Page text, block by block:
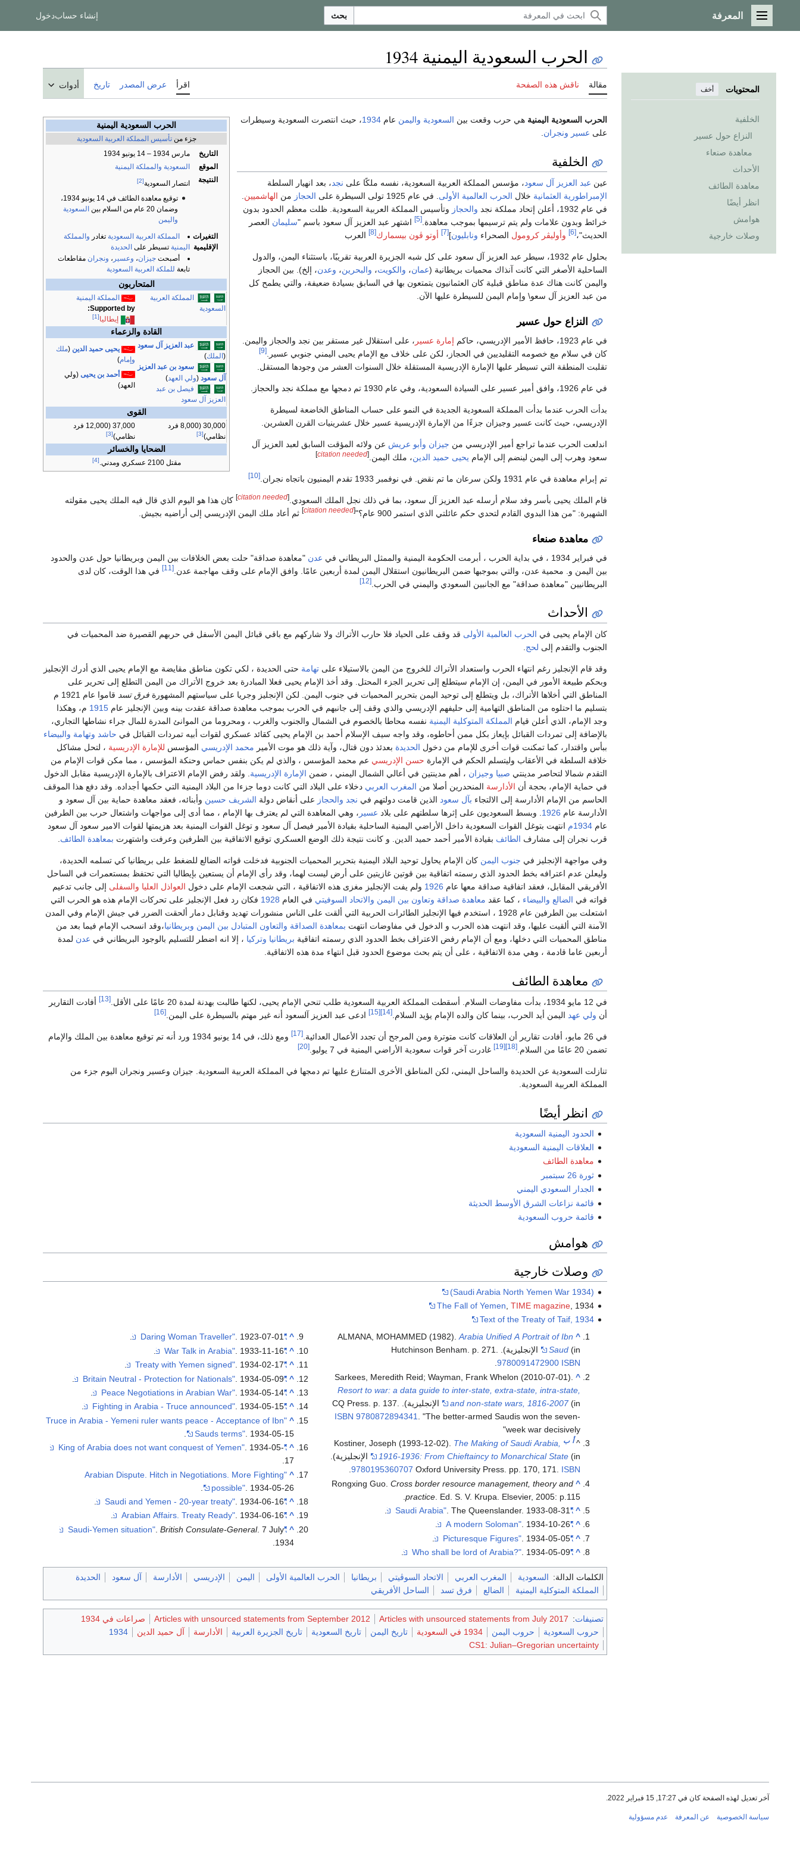
القائمة الرئيسية
المعرفة بحث إنشاء حسابدخول
المحتويات أخف
الخلفية
النزاع حول عسير
معاهدة صنعاء
الأحداث
معاهدة الطائف
انظر أيضًا
هوامش
وصلات خارجية
الحرب السعودية اليمنية 1934
مقالة ناقش هذه الصفحة اقرأ عرض المصدر تاريخ أدوات
الحرب السعودية اليمنية
جزء منتأسيس المملكة العربية السعودية
التاريخ
مارس 1934 – 14 يونيو 1934
الموقع
السعودية والمملكة اليمنية
النتيجة
انتصار السعودية[2]
توقيع معاهدة الطائف في 14 يونيو 1934،
وضمان 20 عام من السلام بين
السعودية
واليمن
التغيرات
الإقليمية
المملكة العربية السعودية تغادر والمملكة
اليمنية تسيطر على الحديدة
أصبحتجيزان، وعسير ، ونجران مقاطعات
تابعة للملكة العربية السعودية
المتحاربون
المملكة العربية
السعودية
المملكة اليمنية
Supported by:
إيطاليا[1]
القادة والزعماء
عبد العزيز آل سعود
( الملك)
سعود بن عبد العزيز
آل سعود (ولي العهد)
فيصل بن عبد
العزيز آل سعود
يحيى حميد الدين (ملك
وإمام)
أحمد بن يحيى (ولي
العهد)
القوى
30,000 (8,000 فرد
نظامي)[3]
37,000 (12,000 فرد
نظامي)[3]
الضحايا والخسائر
مقتل 2100 عسكري ومدني. [4]
الحرب السعودية اليمنية هي حرب وقعت بين السعودية واليمن عام 1934، حيث انتصرت السعودية وسيطرات
على عسير ونجران
الخلفية
عين عبد العزيز آل سعود، مؤسس المملكة العربية السعودية، نفسه ملكًا على نجد، بعد انهيار السلطة
الإمبراطورية العثمانية خلال الحرب العالمية الأولى. في عام 1925 تولى السيطرة على الحجاز من الهاشميين.
في عام 1932، أعلن إتحاد مملكة نجد
والحجاز وتأسيس المملكة العربية السعودية. ظلت معظم الحدود بدون
خرائط وبدون علامات ولم يتم ترسيمها بموجب معاهدة.[5] اشتهر عبد العزيز آل سعود باسم "سليمان العصر
الحديث"،[6] وأوليڤر كرومول الصحراء ونابليون]
[7] أوتو ڤون بيسمارك[8] العرب
بحلول عام 1932، سيطر عبد العزيز آل سعود على كل شبه الجزيرة العربية تقريبًا، باستثناء اليمن، والدول
الساحلية الأصغر التي كانت آنذاك محميات بريطانية (عمان، والكويت، والبحرين، وعدن، إلخ). بين الحجاز
واليمن كانت هناك عدة مناطق قبلية كان العثمانيون يتمتعون بها في السابق بسيادة ضعيفة، والتي يطمح كل
من عبد العزيز آل سعو\ وإمام اليمن للسيطرة عليها الآن.
النزاع حول عسير
في عام 1923، حافظ الأمير الإدريسي، حاكم إمارة عسير ، على استقلال غير مستقر بين نجد والحجاز واليمن.
كان في سلام مع خصومه التقليديين في الحجاز، لكن على خلاف مع الإمام يحيى اليمني جنوبي عسير.
[9]
تقلبت المنطقة التي تسيطر عليها الإمارة الإدريسية المستقلة خلال السنوات العشر من وجودها المستقل.
في عام 1926، وافق أمير عسير على السيادة السعودية، وفي عام 1930 تم دمجها مع مملكة نجد والحجاز.
بدأت الحرب عندما بدأت المملكة السعودية الجديدة في النمو على حساب المناطق الخاضعة لسيطرة
الإدريسي، حيث كانت عسير وجيزان جزءًا من الإمارة الإدريسية عسير خلال عشرينيات القرن العشرين.
اندلعت الحرب عندما تراجع أمير الإدريسي من جيزان وأبو عريش عن ولائه المؤقت السابق لعبد العزيز آل
سعود وهرب إلى اليمن لينضم إلى الإمام يحيى حميد الدين، ملك اليمن. [
citation needed
]
تم إبرام معاهدة في عام 1931 ولكن سرعان ما تم نقض. في نوفمبر 1933 تقدم اليمنيون باتجاه نجران. [10]
قام الملك يحيى بأسر وفد سلام أرسله عبد العزيز آل سعود، بما في ذلك نجل الملك السعودي. [
citation needed
] كان هذا هو اليوم الذي قال فيه الملك يحيى مقولته
الشهيرة: "من هذا البدوي القادم لتحدي حكم عائلتي الذي استمر 900 عام؟"
[
citation needed
] ثم أعاد ملك اليمن الإدريسي إلى أراضيه بجيش.
معاهدة صنعاء
في فبراير 1934 ، في بداية الحرب ، أبرمت الحكومة اليمنية والممثل البريطاني في عدن "معاهدة صداقة" حلت بعض الخلافات بين اليمن وبريطانيا حول عدن والحدود
بين اليمن و. محمية عدن، والتي بموجبها ضمن البريطانيون استقلال اليمن لمدة أربعين عامًا. وافق الإمام على وقف مهاجمة عدن. [11]
في هذا الوقت، كان لدى
البريطانيين "معاهدة صداقة" مع الجانبين السعودي واليمني في الحرب. [12]
الأحداث
كان الإمام يحيى في الحرب العالمية الأولى قد وقف على الحياد فلا حارب الأتراك ولا شاركهم مع باقي قبائل اليمن الأسفل في حربهم القصيرة ضد المحميات في
الجنوب والتقدم إلى لحج
وقد قام الإنجليز رغم انتهاء الحرب واستعداد الأتراك للخروج من اليمن بالاستيلاء على تهامة حتى الحديدة ، لكي تكون مناطق مقايضة مع الإمام يحيى الذي أدرك الإنجليز
وبحكم طبيعة الأمور في اليمن، إن الإمام سيتطلع إلى تحرير الجزء المحتل. وقد أخذ الإمام يحيى فعلا المبادرة بعد خروج الأتراك من اليمن التطلع إلى تحرير على
المناطق التي أخلاها الأتراك، بل ويتطلع إلى توحيد اليمن بتحرير المحميات في جنوب اليمن. لكن الإنجليز وجريا على سياستهم المشهورة فرق تسد
قاموا عام 1921 م
بتسليم ما احتلوه من المناطق التهامية إلى حليفهم الإدريسي والذي وقف إلى جانبهم في الحرب بموجب معاهدة صداقة عقدت بينه وبين الإنجليز عام 1915 م، وهكذا
وجد الإمام، الذي أعلن قيام المملكة المتوكلية اليمنية نفسه محاطا بالخصوم في الشمال والجنوب والغرب ، ومحروما من الموانئ المدرة للمال جراء نشاطها التجاري،
بالإضافة إلى تمردات القبائل بإيعاز بكل ممن أحاطوه، وقد واجه سيف الإسلام أحمد بن الإمام يحيى كقائد عسكري لقوات أبيه تمردات القبائل في حاشد وتهامة والبيضاء
ببأس واقتدار، كما تمكنت قوات أخرى للإمام من دخول الحديدة بعدئذ دون قتال، وآية ذلك هو موت الأمير محمد الإدريسي المؤسس للإمارة الإدريسية ، لتحل مشاكل
خلافة السلطة في الأعقاب وليتسلم الحكم في الإمارة حسن الإدريسي عم محمد المؤسس ، والذي لم يكن بنفس حماس وحنكة المؤسس ، مما مكن قوات الإمام من
التقدم شمالا لتحاصر مدينتي صبيا وجيزان ، أهم مدينتين في أعالي الشمال اليمني ، ضمن الإمارة الإدريسية . ولقد رفض الإمام الاعتراف بالإمارة الإدريسية مقابل الدخول
في حماية الإمام، بحجة أن الأدارسة المنحدرين أصلا من المغرب العربي دخلاء على البلاد التي كانت دوما جزءا من البلاد اليمنية التي حكمها أجداده. وقد دفع هذا الموقف
الحاسم من الإمام الأدارسة إلى الالتجاء بآل سعود الذين قامت دولتهم في نجد والحجاز على أنقاض دولة الشريف حسين وأبنائه، فعقد معاهدة حماية بين آل سعود و
الأدارسة عام 1926 . وبسط السعوديون على إثرها سلطتهم على بلاد عسير ، وهي المعاهدة التي لم يعترف بها الإمام ، مما أدى إلى مواجهات واشتعال حرب بين الطرفين
عام 1934م
انتهت بتوغل القوات السعودية داخل الأراضي اليمنية الساحلية بقيادة الأمير فيصل آل سعود و توغل القوات اليمنية بعد هزيمتها لقوات الامير سعود آل سعود
قرب نجران إلى مشارف الطائف بقيادة الأمير أحمد حميد الدين. و كانت نتيجة ذلك الوضع العسكري توقيع الاتفاقية بين الطرفين وعرفت واشتهرت بمعاهدة الطائف
وفي مواجهة الإنجليز في جنوب اليمن كان الإمام يحاول توحيد البلاد اليمنية بتحرير المحميات الجنوبية فدخلت قواته الضالع للضغط على بريطانيا كي تسلمه الحديدة،
وليعلن عدم اعترافه بخط الحدود الذي رسمته اتفاقية بين قوتين غازيتين على أرض ليست لهما، وقد رأى الإمام أن يستعين بإيطاليا التي تحتفظ بمستعمرات في الساحل
الأفريقي المقابل، فعقد اتفاقية صداقة معها عام 1926 ولم يفت الإنجليز مغزى هذه الاتفاقية ، التي شجعت الإمام على دخول العواذل العليا والسفلى إلى جانب تدعيم
قواته في الضالع والبيضاء ، كما عقد معاهدة صداقة وتعاون بين اليمن والاتحاد السوفيتي في العام 1928 فكان رد فعل الإنجليز على تحركات الإمام هذه هو الحرب التي
اشتعلت بين الطرفين عام 1928 ، استخدم فيها الإنجليز الطائرات الحربية التي ألقت على الناس منشورات تهديد وقنابل دمار ألحقت الضرر في جيش الإمام وفي المدن
الآمنة التي ألقيت عليها، وقد انتهت هذه الحرب و الدخول في مفاوضات انتهت بمعاهدة الصداقة والتعاون المتبادل بين اليمن وبريطانيا،وقد انسحب الإمام فيما بعد من
مناطق المحميات التي دخلها، ومع أن الإمام رفض الاعتراف بخط الحدود الذي رسمته اتفاقية بريطانيا وتركيا ، إلا انه اضطر للتسليم بالوجود البريطاني في عدن لمدة
أربعين عاما قادمة ، وهي مدة الاتفاقية ، على أن يتم بحث موضوع الحدود قبل انتهاء مدة هذه الاتفاقية.
معاهدة الطائف
في 12 مايو 1934، بدأت مفاوضات السلام. أسقطت المملكة العربية السعودية طلب تنحي الإمام يحيى، لكنها طالبت بهدنة لمدة 20 عامًا على الأقل. [13]
أفادت التقارير
أن ولي عهد اليمن أيد الحرب، بينما كان والده الإمام يؤيد السلام. [14]
[15] ادعى عبد العزيز آلسعود أنه غير مهتم بالسيطرة على اليمن. [16]
في 26 مايو، أفادت تقارير أن العلاقات كانت متوترة ومن المرجح أن تجدد الأعمال العدائية. [17]
ومع ذلك، في 14 يونيو 1934 ورد أنه تم توقيع معاهدة بين الملك والإمام
تضمن 20 عامًا من السلام.
[18]
[19] غادرت آخر قوات سعودية الأراضي اليمنية في 7 يوليو. [20]
تنازلت السعودية عن الحديدة والساحل اليمني، لكن المناطق الأخرى المتنازع عليها تم دمجها في المملكة العربية السعودية. جيزان وعسير ونجران اليوم جزء من
المملكة العربية السعودية.
انظر أيضًا
الحدود اليمنية السعودية
العلاقات اليمنية السعودية
معاهدة الطائف
ثورة 26 سبتمبر
الجدار السعودي اليمني
قائمة نزاعات الشرق الأوسط الحديثة
قائمة حروب السعودية
هوامش
وصلات خارجية
(Saudi Arabia North Yemen War 1934)
The Fall of Yemen TIME magazine, 1934
Text of the Treaty of Taif, 1934
^
ALMANA, MOHAMMED (1982).Arabia Unified A Portrait of Ibn
Saud (in الإنجليزية). Hutchinson Benham. p. 271.
ISBN
9780091472900
.
^
Sarkees, Meredith Reid; Wayman, Frank Whelon (2010-07-01).
Resort to war: a data guide to inter-state, extra-state, intra-state,
and non-state wars, 1816-2007(in الإنجليزية). CQ Press. p. 137.
ISBN 9780872894341 . The better-armed Saudis won the seven-
week war decisively
^أ ب Kostiner, Joseph (1993-12-02). The Making of Saudi Arabia,
1916-1936: From Chieftaincy to Monarchical State
(in الإنجليزية).
Oxford University Press. pp. 170, 171. ISBN
9780195360707
.
^
Rongxing Guo.Cross border resource management, theory and
practice . Ed. S. V. Krupa. Elsevier, 2005: p.115.
^
"Saudi Arabia"
. The Queenslander. 1933-08-31.
^
"A modern Soloman"
. 1934-10-26.
^
"Picturesque Figures"
. 1934-05-05.
^
"Who shall be lord of Arabia?"
. 1934-05-09.
^
"Daring Woman Traveller"
. 1923-07-01.
^
"War Talk in Arabia"
. 1933-11-16.
^
"Treaty with Yemen signed"
. 1934-02-17.
^
"Britain Neutral - Protection for Nationals"
. 1934-05-09.
^
"Peace Negotiations in Arabian War"
. 1934-05-14.
^
"Fighting in Arabia - Truce announced"
. 1934-05-15.
^
"Truce in Arabia - Yemeni ruler wants peace - Acceptance of Ibn
Sauds terms" . 1934-05-15.
^
"King of Arabia does not want conquest of Yemen"
. 1934-05-
17.
^
"Arabian Dispute. Hitch in Negotiations. More Fighting
possible" . 1934-05-26.
^
"Saudi and Yemen - 20-year treaty"
. 1934-06-16.
^
"Arabian Affairs. Treaty Ready"
. 1934-06-16.
^
"Saudi-Yemen situation"
.British Consulate-General. 7 July
1934.
الكلمات الدالة: السعودية المغرب العربي الاتحاد السوڤيتي بريطانيا الحرب العالمية الأولى اليمن الإدريسي الأدارسة آل سعود
الحديدة
المملكة المتوكلية اليمنية
الضالع فرق تسد الساحل الأفريقي
تصنيفات:
Articles with unsourced statements from July 2017
Articles with unsourced statements from September 2012
صراعات في 1934
حروب السعودية
حروب اليمن 1934 في السعودية تاريخ اليمن تاريخ السعودية تاريخ الجزيرة العربية الأدارسة آل حميد الدين
1934
CS1: Julian–Gregorian uncertainty
آخر تعديل لهذه الصفحة كان في 17:27, 15 فبراير 2022.
سياسة الخصوصية عن المعرفة عدم مسؤولية